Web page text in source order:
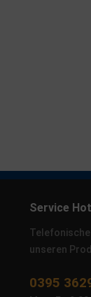
Service
unseren
0395